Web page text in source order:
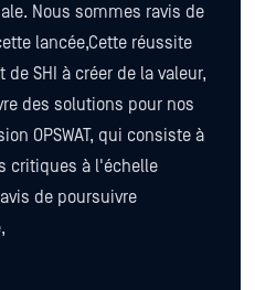
Nous sommes ravis de
lancée,Cette réussite
SHI à créer de la valeur,
des solutions pour nos
OPSWAT, qui consiste à
critiques à l'échelle
de poursuivre